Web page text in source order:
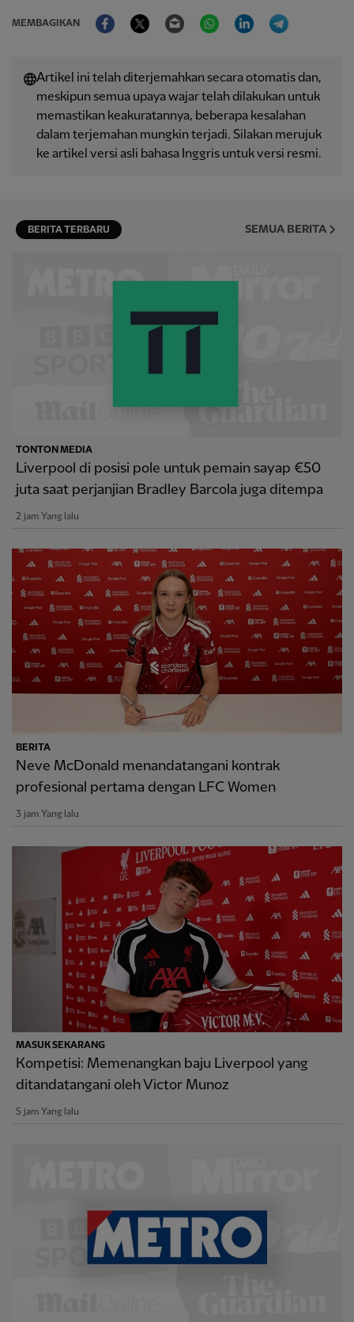
MEMBAGIKAN
FacebookTwitter Email WhatsAppLinkedIn
Artikel ini telah diterjemahkan secara otomatis dan,
meskipun semua upaya wajar telah dilakukan untuk
memastikan keakuratannya, beberapa kesalahan
dalam terjemahan mungkin terjadi. Silakan merujuk
ke artikel versi asli bahasa Inggris untuk versi resmi.
BERITA TERBARU SEMUA BERITA
TONTON MEDIA
Liverpool di posisi pole untuk pemain sayap €50
juta saat perjanjian Bradley Barcola juga ditempa
2 jam Yang lalu
BERITA
Neve McDonald menandatangani kontrak
profesional pertama dengan LFC Women
3 jam Yang lalu
MASUK SEKARANG
Kompetisi: Memenangkan baju Liverpool yang
ditandatangani oleh Victor Munoz
5 jam Yang lalu